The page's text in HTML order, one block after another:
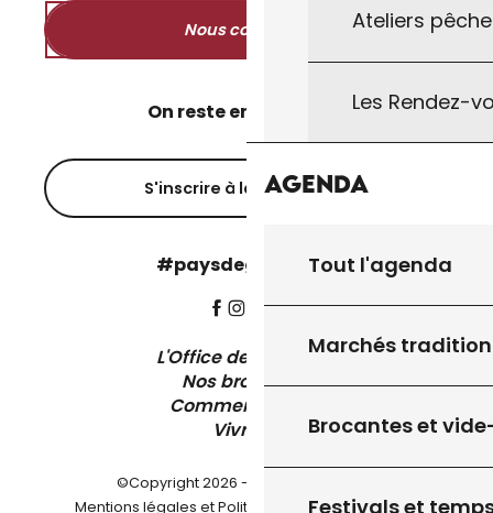
Ateliers
Les Rendez-
Agenda
Tout l'agenda
Marchés
Brocantes et
Festivals et
Nous contacter
On reste en contact ?
S'inscrire à la newsletter
#paysdegourdon !
L'Office de Tourisme
Nos brochures
Comment venir ?
Vivre ici
©Copyright 2026 - Pays de Gourdon
Mentions légales et Politique de confidentialité-